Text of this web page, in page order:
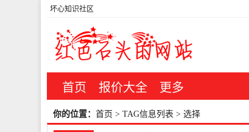
坏心知识社区
首页 报价大全 更多
你的位置： 首页 > TAG信息列表 > 选择